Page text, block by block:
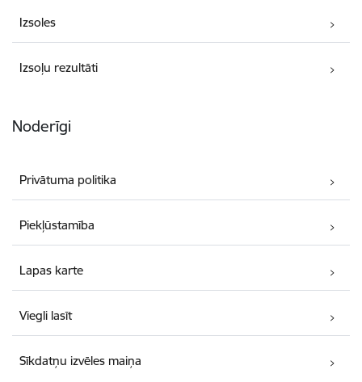
Izsoles
Izsoļu rezultāti
Noderīgi
Privātuma politika
Piekļūstamība
Lapas karte
Viegli lasīt
Sīkdatņu izvēles maiņa